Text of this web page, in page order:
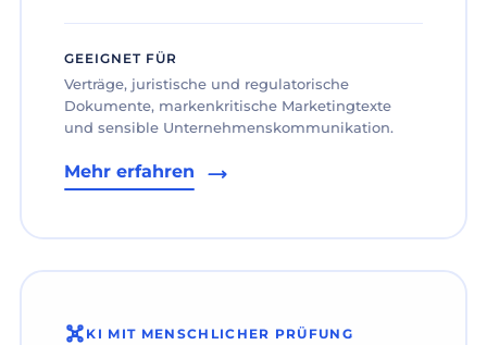
GEEIGNET FÜR
Verträge, juristische und regulatorische
Dokumente, markenkritische Marketingtexte
und sensible Unternehmenskommunikation.
Mehr erfahren
KI MIT MENSCHLICHER PRÜFUNG